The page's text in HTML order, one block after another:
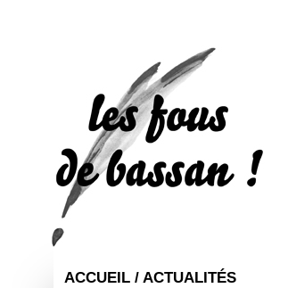
ACCUEIL /ACTUALITÉS